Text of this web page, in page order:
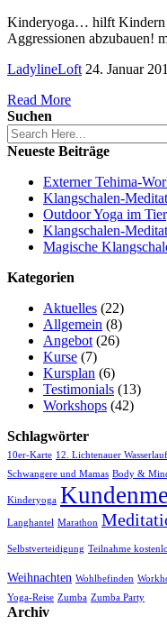
Kinderyoga… hilft Kindern
Aggressionen abzubauen!
LadylineLoft 24. Januar
Read More
Suchen
Neueste Beiträge
Externer Tehima-
Klangschalen-
Outdoor Yoga im
Klangschalen-
Magische
Kategorien
Aktuelles (22)
Allgemein (8)
Angebot (26)
Kurse (7)
Kursplan (6)
Testimonials (13)
Workshops (42)
Schlagwörter
10er-Karte 12. Lichtenauer Wasserlauf
Schwangere und Mamas Body &
Kinderyoga
Langhantel Marathon
Selbstverteidigung Teilnahme
Weihnachten Wohlbefinden
Yoga-Reise Zumba Zumba Party
Archiv